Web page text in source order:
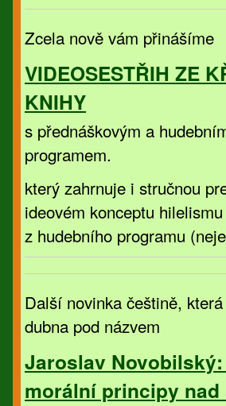
Zcela nově vám přinášíme
VIDEOSESTŘIH ZE
KNIHY
s přednáškovým a
programem.
který zahrnuje i stručnou
ideovém konceptu
z hudebního programu
Další novinka češtině,
dubna pod názvem
Jaroslav
morální principy